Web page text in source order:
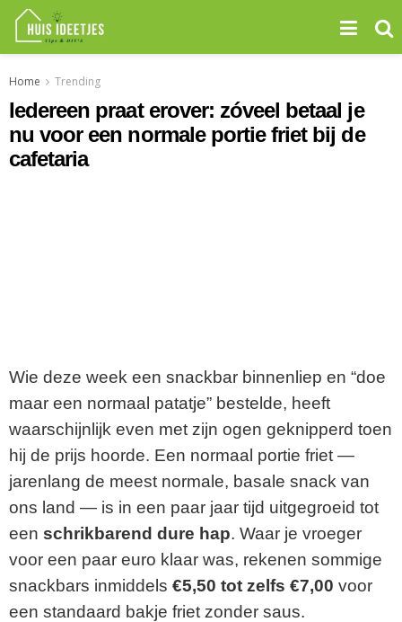
Home Trending
Iedereen praat erover: zóveel betaal je
nu voor een normale portie friet bij de
cafetaria
Wie deze week een snackbar binnenliep en “doe
maar een normaal patatje” bestelde, heeft
waarschijnlijk even met zijn ogen geknipperd toen
hij de prijs hoorde. Een normaal portie friet —
jarenlang de meest normale, basale snack van
ons land — is in een paar jaar tijd uitgegroeid tot
een schrikbarend dure hap. Waar je vroeger
voor een paar euro klaar was, rekenen sommige
snackbars inmiddels €5,50 tot zelfs €7,00 voor
een standaard bakje friet zonder saus.